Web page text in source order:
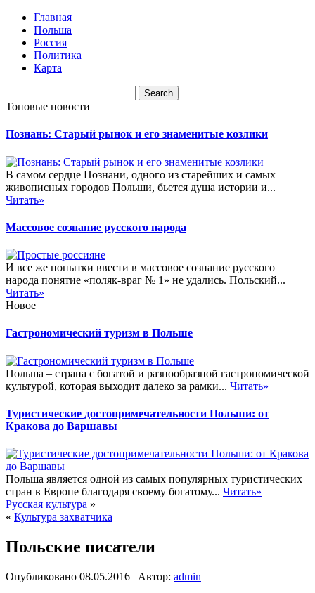
Главная
Польша
Россия
Политика
Карта
Топовые новости
Познань: Старый рынок и его знаменитые козлики
В самом сердце Познани, одного из старейших и самых
живописных городов Польши, бьется душа истории и...
Читать»
Массовое сознание русского народа
И все же попытки ввести в массовое сознание русского
народа понятие «поляк-враг № 1» не удались. Польский...
Читать»
Новое
Гастрономический туризм в Польше
Польша – страна с богатой и разнообразной гастрономической
культурой, которая выходит далеко за рамки... Читать»
Туристические достопримечательности Польши: от
Кракова до Варшавы
Польша является одной из самых популярных туристических
стран в Европе благодаря своему богатому... Читать»
Русская культура »
« Культура захватчика
Польские писатели
Опубликовано 08.05.2016 | Автор: admin